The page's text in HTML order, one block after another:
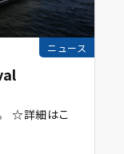
ニュース
こ